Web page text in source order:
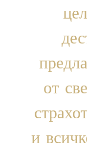
от
и